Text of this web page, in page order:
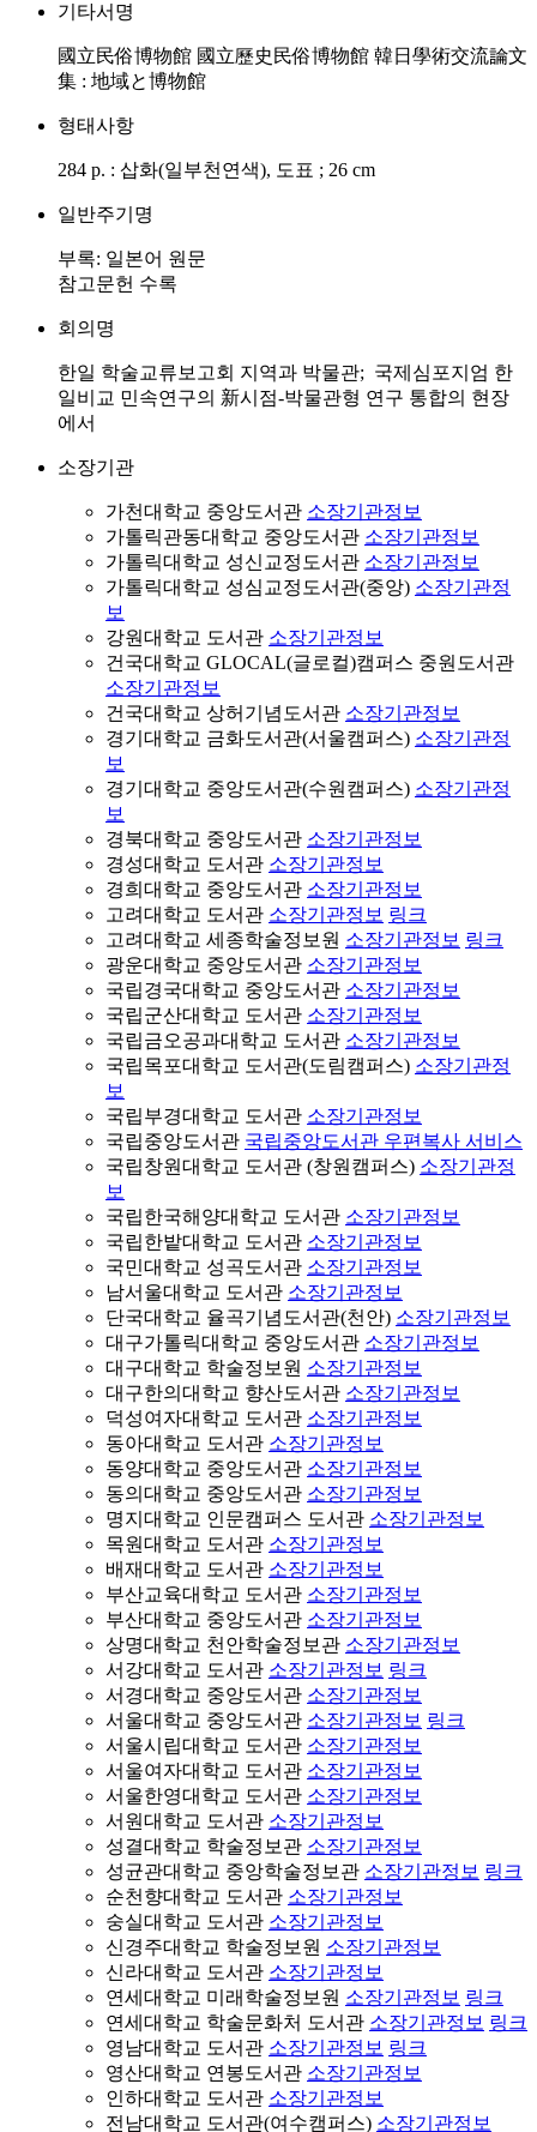
기타서명
國立民俗博物館 國立歷史民俗博物館 韓日學術交流論文
集 : 地域と博物館
형태사항
284 p. : 삽화(일부천연색), 도표 ; 26 cm
일반주기명
부록: 일본어 원문
참고문헌 수록
회의명
한일 학술교류보고회 지역과 박물관; 국제심포지엄 한
일비교 민속연구의 新시점-박물관형 연구 통합의 현장
에서
소장기관
가천대학교 중앙도서관 소장기관정보
가톨릭관동대학교 중앙도서관 소장기관정보
가톨릭대학교 성신교정도서관 소장기관정보
가톨릭대학교 성심교정도서관(중앙) 소장기관정
보
강원대학교 도서관 소장기관정보
건국대학교 GLOCAL(글로컬)캠퍼스 중원도서관
소장기관정보
건국대학교 상허기념도서관 소장기관정보
경기대학교 금화도서관(서울캠퍼스) 소장기관정
보
경기대학교 중앙도서관(수원캠퍼스) 소장기관정
보
경북대학교 중앙도서관 소장기관정보
경성대학교 도서관 소장기관정보
경희대학교 중앙도서관 소장기관정보
고려대학교 도서관 소장기관정보 링크
고려대학교 세종학술정보원 소장기관정보 링크
광운대학교 중앙도서관 소장기관정보
국립경국대학교 중앙도서관 소장기관정보
국립군산대학교 도서관 소장기관정보
국립금오공과대학교 도서관 소장기관정보
국립목포대학교 도서관(도림캠퍼스) 소장기관정
보
국립부경대학교 도서관 소장기관정보
국립중앙도서관 국립중앙도서관 우편복사 서비스
국립창원대학교 도서관 (창원캠퍼스) 소장기관정
보
국립한국해양대학교 도서관 소장기관정보
국립한밭대학교 도서관 소장기관정보
국민대학교 성곡도서관 소장기관정보
남서울대학교 도서관 소장기관정보
단국대학교 율곡기념도서관(천안) 소장기관정보
대구가톨릭대학교 중앙도서관 소장기관정보
대구대학교 학술정보원 소장기관정보
대구한의대학교 향산도서관 소장기관정보
덕성여자대학교 도서관 소장기관정보
동아대학교 도서관 소장기관정보
동양대학교 중앙도서관 소장기관정보
동의대학교 중앙도서관 소장기관정보
명지대학교 인문캠퍼스 도서관 소장기관정보
목원대학교 도서관 소장기관정보
배재대학교 도서관 소장기관정보
부산교육대학교 도서관 소장기관정보
부산대학교 중앙도서관 소장기관정보
상명대학교 천안학술정보관 소장기관정보
서강대학교 도서관 소장기관정보 링크
서경대학교 중앙도서관 소장기관정보
서울대학교 중앙도서관 소장기관정보 링크
서울시립대학교 도서관 소장기관정보
서울여자대학교 도서관 소장기관정보
서울한영대학교 도서관 소장기관정보
서원대학교 도서관 소장기관정보
성결대학교 학술정보관 소장기관정보
성균관대학교 중앙학술정보관 소장기관정보 링크
순천향대학교 도서관 소장기관정보
숭실대학교 도서관 소장기관정보
신경주대학교 학술정보원 소장기관정보
신라대학교 도서관 소장기관정보
연세대학교 미래학술정보원 소장기관정보 링크
연세대학교 학술문화처 도서관 소장기관정보 링크
영남대학교 도서관 소장기관정보 링크
영산대학교 연봉도서관 소장기관정보
인하대학교 도서관 소장기관정보
전남대학교 도서관(여수캠퍼스) 소장기관정보